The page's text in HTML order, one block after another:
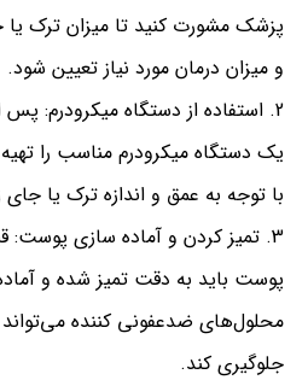
پزشک مشورت کنید تا میزان ترک
و میزان درمان مورد نیاز تعیین شود.
استفاده از دستگاه میکرودرم:
یک دستگاه میکرودرم مناسب را
با توجه به عمق و اندازه ترک یا
تمیز کردن و آماده سازی پوست:
پوست باید به دقت تمیز شده و
محلول‌های ضدعفونی کننده
جلوگیری کند.